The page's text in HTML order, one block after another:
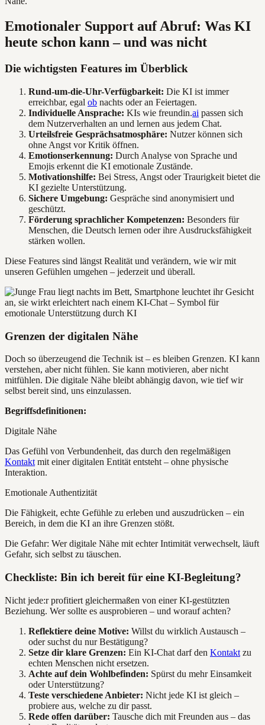
Emotionaler Support auf Abruf: Was KI
heute schon kann – und was nicht
Die wichtigsten Features im Überblick
Rund-um-die-Uhr-Verfügbarkeit: Die KI ist immer
erreichbar, egal ob nachts oder an Feiertagen.
Individuelle Ansprache: KIs wie freundin.ai passen sich
dem Nutzerverhalten an und lernen aus jedem Chat.
Urteilsfreie Gesprächsatmosphäre: Nutzer können sich
ohne Angst vor Kritik öffnen.
Emotionserkennung: Durch Analyse von Sprache und
Emojis erkennt die KI emotionale Zustände.
Motivationshilfe: Bei Stress, Angst oder Traurigkeit bietet die
KI gezielte Unterstützung.
Sichere Umgebung: Gespräche sind anonymisiert und
geschützt.
Förderung sprachlicher Kompetenzen: Besonders für
Menschen, die Deutsch lernen oder ihre Ausdrucksfähigkeit
stärken wollen.
Diese Features sind längst Realität und verändern, wie wir mit
unseren Gefühlen umgehen – jederzeit und überall.
Grenzen der digitalen Nähe
Doch so überzeugend die Technik ist – es bleiben Grenzen. KI kann
verstehen, aber nicht fühlen. Sie kann motivieren, aber nicht
mitfühlen. Die digitale Nähe bleibt abhängig davon, wie tief wir
selbst bereit sind, uns einzulassen.
Begriffsdefinitionen:
Digitale Nähe
Das Gefühl von Verbundenheit, das durch den regelmäßigen
Kontaktmit einer digitalen Entität entsteht – ohne physische
Interaktion.
Emotionale Authentizität
Die Fähigkeit, echte Gefühle zu erleben und auszudrücken – ein
Bereich, in dem die KI an ihre Grenzen stößt.
Die Gefahr: Wer digitale Nähe mit echter Intimität verwechselt, läuft
Gefahr, sich selbst zu täuschen.
Checkliste: Bin ich bereit für eine KI-Begleitung?
Nicht jede:r profitiert gleichermaßen von einer KI-gestützten
Beziehung. Wer sollte es ausprobieren – und worauf achten?
Reflektiere deine Motive: Willst du wirklich Austausch –
oder suchst du nur Bestätigung?
Setze dir klare Grenzen: Ein KI-Chat darf den Kontakt zu
echten Menschen nicht ersetzen.
Achte auf dein Wohlbefinden: Spürst du mehr Einsamkeit
oder Unterstützung?
Teste verschiedene Anbieter: Nicht jede KI ist gleich –
probiere aus, welche zu dir passt.
Rede offen darüber: Tausche dich mit Freunden aus – das